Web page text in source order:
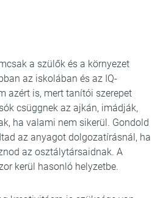
a szülők és a környezet
az iskolában és az IQ-
azért is, mert tanítói szerepet
csüggnek az ajkán, imádják,
ha valami nem sikerül. Gondold
az anyagot dolgozatírásnál, ha
az osztálytársaidnak. A
kerül hasonló helyzetbe.